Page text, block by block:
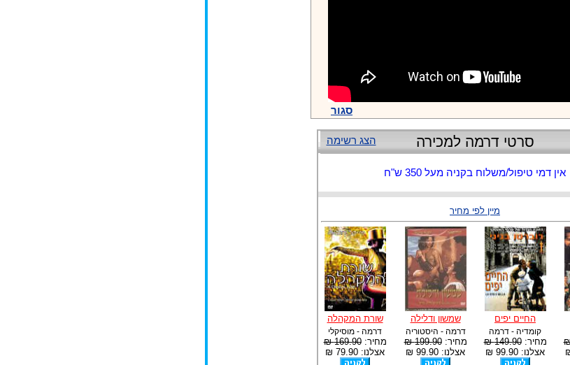
סגור
הצג רשימה סרטי דרמה למכירה
אין דמי טיפול/משלוח בקניה מעל 350 ש"ח
מיין לפי מחיר
החיים יפים
קומדיה - דרמה
מחיר:149.90 ₪
אצלנו: 99.90 ₪
שמשון ודלילה
דרמה - היסטוריה
מחיר:199.90 ₪
אצלנו: 99.90 ₪
שורת המקהלה
דרמה - מוסיקלי
מחיר:169.90 ₪
אצלנו: 79.90 ₪